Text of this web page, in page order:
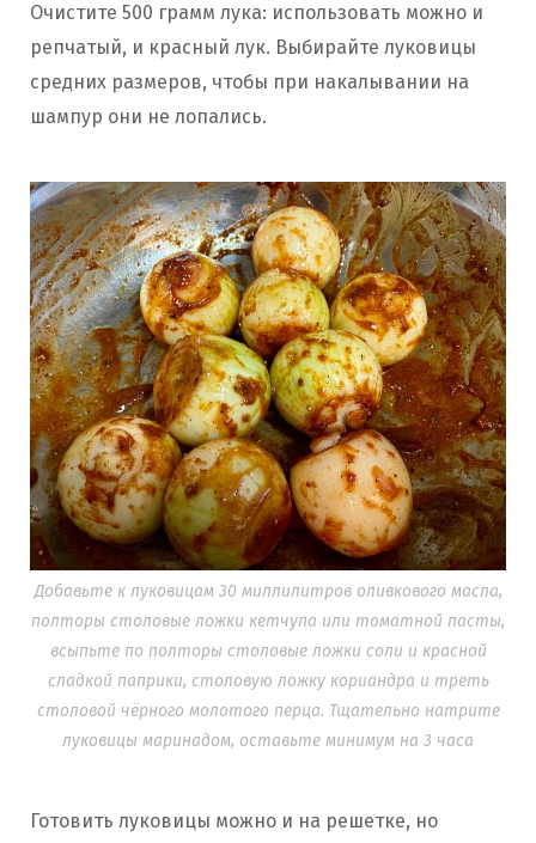
Очистите 500 грамм лука: использовать можно и
репчатый, и красный лук. Выбирайте луковицы
средних размеров, чтобы при накалывании на
шампур они не лопались.
Добавьте к луковицам 30 миллилитров оливкового масла,
полторы столовые ложки кетчупа или томатной пасты,
всыпьте по полторы столовые ложки соли и красной
сладкой паприки, столовую ложку кориандра и треть
столовой чёрного молотого перца. Тщательно натрите
луковицы маринадом, оставьте минимум на 3 часа
Готовить луковицы можно и на решетке, но